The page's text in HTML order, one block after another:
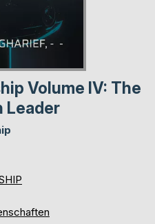
Volume IV: The
Leader